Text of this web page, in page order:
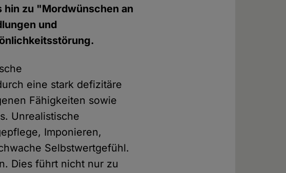
zu "Mordwünschen an
und
eine stark defizitäre
Fähigkeiten sowie
Unrealistische
Imponieren,
Selbstwertgefühl.
Dies führt nicht nur zu